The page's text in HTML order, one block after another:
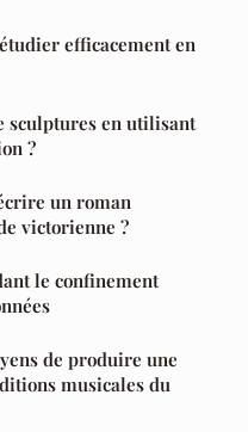
efficacement en
sculptures en utilisant
?
un roman
victorienne ?
le confinement
de produire une
musicales du